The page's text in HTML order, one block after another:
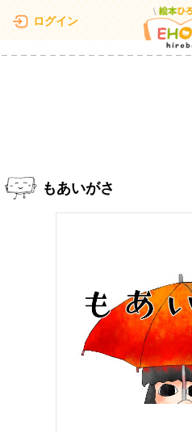
ログイン
もあいがさ